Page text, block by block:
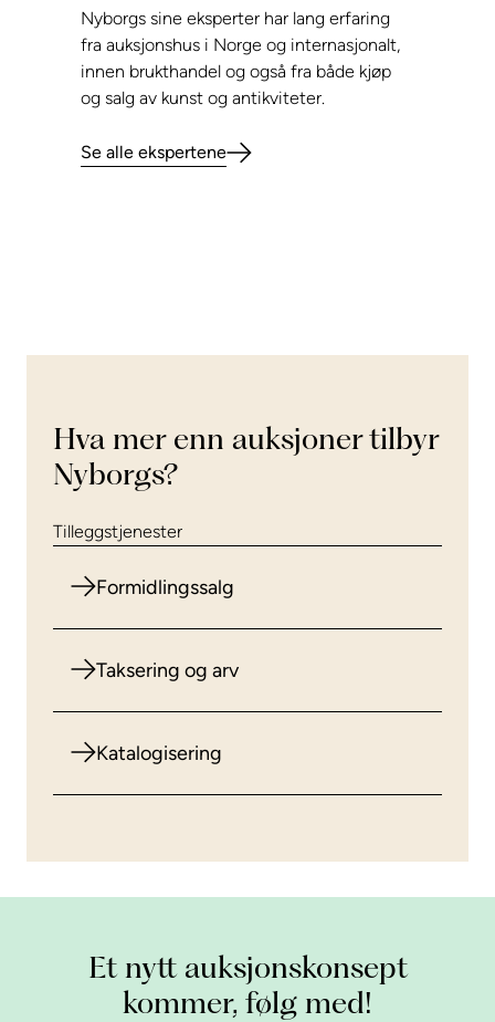
Nyborgs sine eksperter har lang erfaring
fra auksjonshus i Norge og internasjonalt,
innen brukthandel og også fra både kjøp
og salg av kunst og antikviteter.
Se alle ekspertene
Hva mer enn auksjoner tilbyr
Nyborgs?
Tilleggstjenester
Formidlingssalg
Taksering og arv
Katalogisering
Et nytt auksjonskonsept
kommer, følg med!